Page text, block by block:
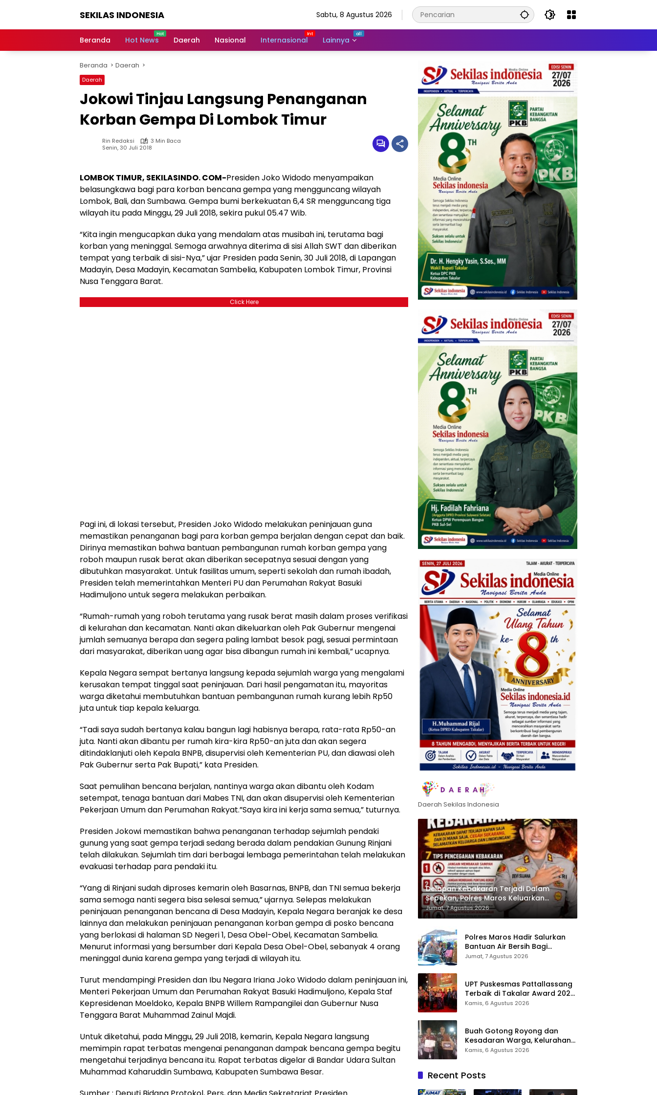
SEKILAS INDONESIA
Terkini,
Latest
World,
Headlines,
News
Sabtu, 8 Agustus 2026
Beranda Hot News Daerah Nasional Internasional Lainnya
Beranda Daerah
Daerah
Jokowi Tinjau Langsung Penanganan
Korban Gempa Di Lombok Timur
Rin Redaksi
3 Min Baca
Senin, 30 Juli 2018
LOMBOK TIMUR, SEKILASINDO. COM-Presiden Joko Widodo menyampaikan
belasungkawa bagi para korban bencana gempa yang mengguncang wilayah
Lombok, Bali, dan Sumbawa. Gempa bumi berkekuatan 6,4 SR mengguncang tiga
wilayah itu pada Minggu, 29 Juli 2018, sekira pukul 05.47 Wib.
“Kita ingin mengucapkan duka yang mendalam atas musibah ini, terutama bagi
korban yang meninggal. Semoga arwahnya diterima di sisi Allah SWT dan diberikan
tempat yang terbaik di sisi-Nya,” ujar Presiden pada Senin, 30 Juli 2018, di Lapangan
Madayin, Desa Madayin, Kecamatan Sambelia, Kabupaten Lombok Timur, Provinsi
Nusa Tenggara Barat.
Click Here
Pagi ini, di lokasi tersebut, Presiden Joko Widodo melakukan peninjauan guna
memastikan penanganan bagi para korban gempa berjalan dengan cepat dan baik.
Dirinya memastikan bahwa bantuan pembangunan rumah korban gempa yang
roboh maupun rusak berat akan diberikan secepatnya sesuai dengan yang
dibutuhkan masyarakat. Untuk fasilitas umum, seperti sekolah dan rumah ibadah,
Presiden telah memerintahkan Menteri PU dan Perumahan Rakyat Basuki
Hadimuljono untuk segera melakukan perbaikan.
“Rumah-rumah yang roboh terutama yang rusak berat masih dalam proses verifikasi
di kelurahan dan kecamatan. Nanti akan dikeluarkan oleh Pak Gubernur mengenai
jumlah semuanya berapa dan segera paling lambat besok pagi, sesuai permintaan
dari masyarakat, diberikan uang agar bisa dibangun rumah ini kembali,” ucapnya.
Kepala Negara sempat bertanya langsung kepada sejumlah warga yang mengalami
kerusakan tempat tinggal saat peninjauan. Dari hasil pengamatan itu, mayoritas
warga diketahui membutuhkan bantuan pembangunan rumah kurang lebih Rp50
juta untuk tiap kepala keluarga.
“Tadi saya sudah bertanya kalau bangun lagi habisnya berapa, rata-rata Rp50-an
juta. Nanti akan dibantu per rumah kira-kira Rp50-an juta dan akan segera
ditindaklanjuti oleh Kepala BNPB, disupervisi oleh Kementerian PU, dan diawasi oleh
Pak Gubernur serta Pak Bupati,” kata Presiden.
Saat pemulihan bencana berjalan, nantinya warga akan dibantu oleh Kodam
setempat, tenaga bantuan dari Mabes TNI, dan akan disupervisi oleh Kementerian
Pekerjaan Umum dan Perumahan Rakyat.”Saya kira ini kerja sama semua,” tuturnya.
Presiden Jokowi memastikan bahwa penanganan terhadap sejumlah pendaki
gunung yang saat gempa terjadi sedang berada dalam pendakian Gunung Rinjani
telah dilakukan. Sejumlah tim dari berbagai lembaga pemerintahan telah melakukan
evakuasi terhadap para pendaki itu.
“Yang di Rinjani sudah diproses kemarin oleh Basarnas, BNPB, dan TNI semua bekerja
sama semoga nanti segera bisa selesai semua,” ujarnya. Selepas melakukan
peninjauan penanganan bencana di Desa Madayin, Kepala Negara beranjak ke desa
lainnya dan melakukan peninjauan penanganan korban gempa di posko bencana
yang berlokasi di halaman SD Negeri 1, Desa Obel-Obel, Kecamatan Sambelia.
Menurut informasi yang bersumber dari Kepala Desa Obel-Obel, sebanyak 4 orang
meninggal dunia karena gempa yang terjadi di wilayah itu.
Turut mendampingi Presiden dan Ibu Negara Iriana Joko Widodo dalam peninjauan ini,
Menteri Pekerjaan Umum dan Perumahan Rakyat Basuki Hadimuljono, Kepala Staf
Kepresidenan Moeldoko, Kepala BNPB Willem Rampangilei dan Gubernur Nusa
Tenggara Barat Muhammad Zainul Majdi.
Untuk diketahui, pada Minggu, 29 Juli 2018, kemarin, Kepala Negara langsung
memimpin rapat terbatas mengenai penanganan dampak bencana gempa begitu
mengetahui terjadinya bencana itu. Rapat terbatas digelar di Bandar Udara Sultan
Muhammad Kaharuddin Sumbawa, Kabupaten Sumbawa Besar.
Daerah Sekilas Indonesia
Delapan Kebakaran Terjadi Dalam
Sepekan, Polres Maros Keluarkan
Imbauan kepada Masyarakat
Jumat, 7 Agustus 2026
Polres Maros Hadir Salurkan
Bantuan Air Bersih Bagi
Masyarakat Terdampak Krisis
Jumat, 7 Agustus 2026
UPT Puskesmas Pattallassang
Terbaik di Takalar Award 2026,
Bukti Komitmen Hadirkan
Kamis, 6 Agustus 2026
Buah Gotong Royong dan
Kesadaran Warga, Kelurahan
Patte’ne Menjadi Bintang
Kamis, 6 Agustus 2026
Recent Posts